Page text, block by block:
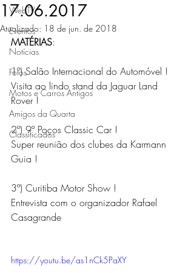
WebTV
Eventos
Notícias
Fotos
Motos e Carros Antigos
Amigos da Quarta
Classificados
17.06.2017
Atualizado: 18 de jun. de 2018
MATÉRIAS:
1º) Salão Internacional do Automóvel !
Visita ao lindo stand da Jaguar Land
Rover !
2º) 9º Poços Classic Car !
Super reunião dos clubes da Karmann
Guia !
3º) Curitiba Motor Show !
Entrevista com o organizador Rafael
Casagrande
https://youtu.be/as1nCk5PaXY